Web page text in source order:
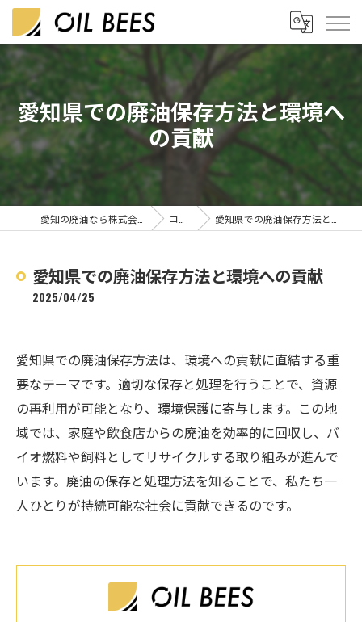
愛知県での廃油保存方法と環境へ
の貢献
コラム 愛知県での廃油保存方法と環境への貢献
愛知県での廃油保存方法と環境への貢献
2025/04/25
愛知県での廃油保存方法は、環境への貢献に直結する重
要なテーマです。適切な保存と処理を行うことで、資源
の再利用が可能となり、環境保護に寄与します。この地
域では、家庭や飲食店からの廃油を効率的に回収し、バ
イオ燃料や飼料としてリサイクルする取り組みが進んで
います。廃油の保存と処理方法を知ることで、私たち一
人ひとりが持続可能な社会に貢献できるのです。